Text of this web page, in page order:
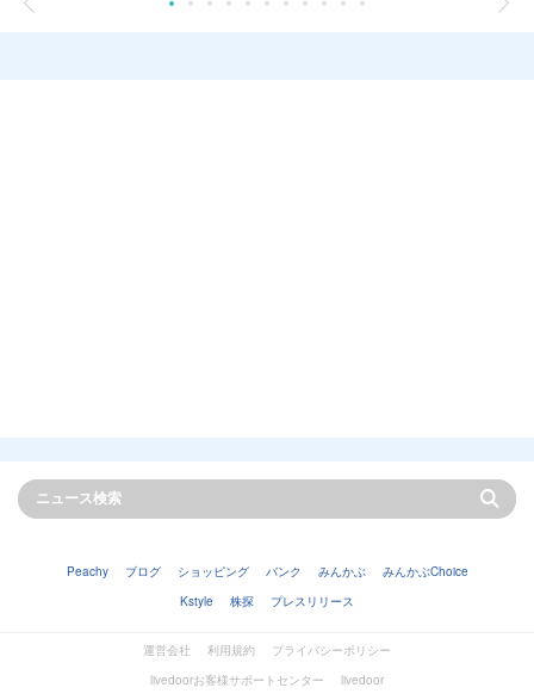
Peachy ブログ ショッピング バンク みんかぶ
みんかぶChoice
Kstyle
株探 プレスリリース
運営会社 利用規約
プライバシーポリシー
livedoorお客様サポートセンター
livedoor